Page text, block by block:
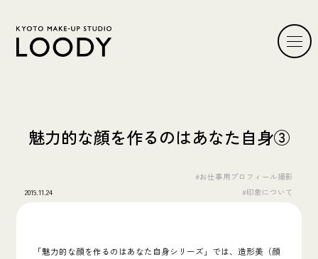
魅力的な顔を作るのはあなた自身③
2019.11.24
#お仕事用プロフィール撮影
#印象について
「魅力的な顔を作るのはあなた自身シリーズ」では、造形美（顔